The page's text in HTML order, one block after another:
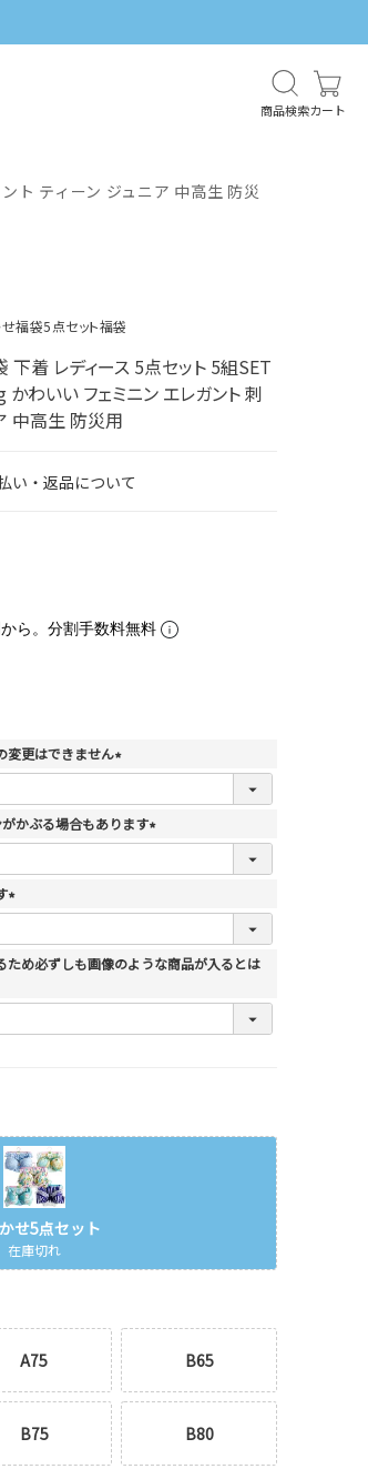
商品検索カート
ト ティーン ジュニア 中高生 防災
福袋5点セット福袋
下着 レディース 5点セット 5組SET
わいい フェミニン エレガント 刺
中高生 防災用
い・返品について
から。分割手数料無料
変更はできません
(
須
)
かぶる場合もあります
(
)
(
須
ため必ずしも画像のような商品が入るとは
せ5点セット
在庫切れ
A75 B65
B75 B80